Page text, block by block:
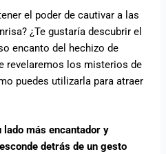
el poder de cautivar a las
¿Te gustaría descubrir el
encanto del hechizo de
revelaremos los misterios de
puedes utilizarla para atraer
lado más encantador y
detrás de un gesto